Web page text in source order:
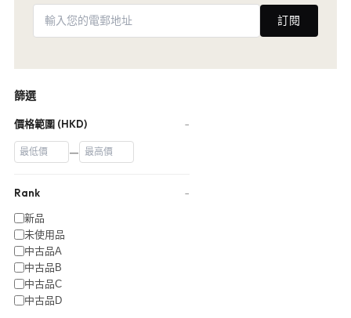
訂閱
篩選
價格範圍 (HKD) −
—
Rank −
新品
未使用品
中古品A
中古品B
中古品C
中古品D